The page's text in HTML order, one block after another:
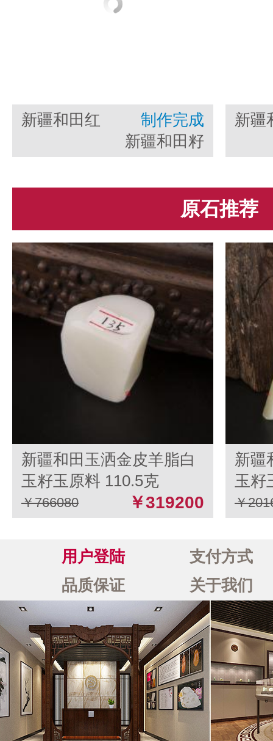
新疆和田红
玉把件 石窟
印象
制作完成
新疆和田籽
玉
新疆
雪花
原石推荐
新疆和田玉洒金皮羊脂白
玉籽玉原料 110.5克
￥766080 ￥319200
新疆
玉籽
￥
用户登陆
支付方式
品质保证
关于我们